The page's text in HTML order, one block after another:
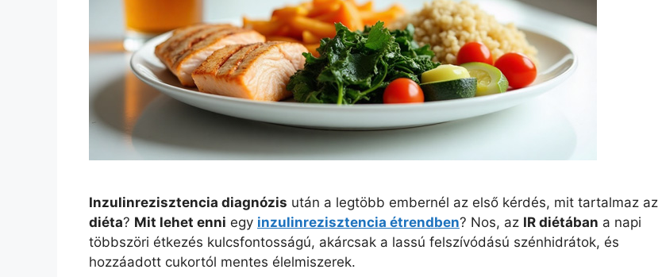
Inzulinrezisztencia diagnózis után a legtöbb embernél az első kérdés, mit tartalmaz az
diéta? Mit lehet enni egy inzulinrezisztencia étrendben? Nos, az IR diétában a napi
többszöri étkezés kulcsfontosságú, akárcsak a lassú felszívódású szénhidrátok, és
hozzáadott cukortól mentes élelmiszerek.